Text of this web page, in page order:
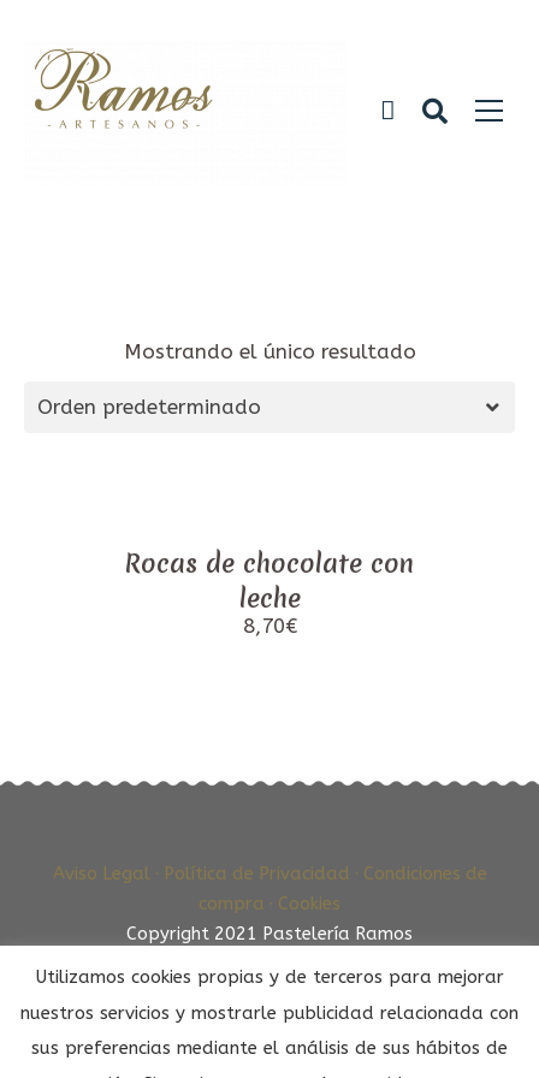
Mostrando el único resultado
Orden predeterminado
Rocas de chocolate con
leche
8,70€
Aviso Legal · Política de Privacidad · Condiciones de
compra · Cookies
Copyright 2021 Pastelería Ramos
Utilizamos cookies propias y de terceros para mejorar
nuestros servicios y mostrarle publicidad relacionada con
sus preferencias mediante el análisis de sus hábitos de